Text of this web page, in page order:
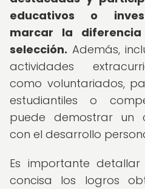
educativos o
marcar la
selección. Además,
actividades
como voluntariados,
estudiantiles o
puede demostrar un
con el desarrollo
Es importante
concisa los logros